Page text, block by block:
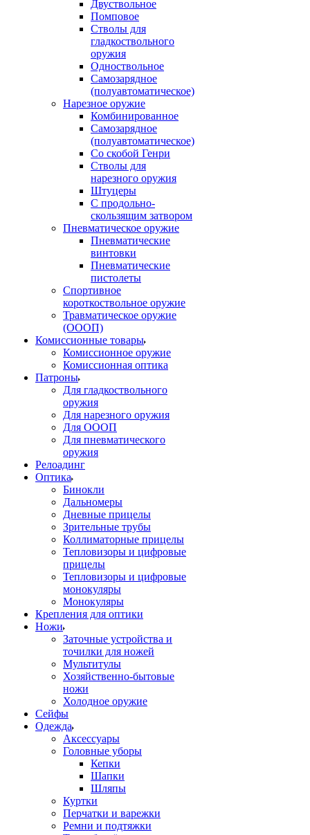
Двуствольное
Помповое
Стволы для
гладкоствольного
оружия
Одноствольное
Самозарядное
(полуавтоматическое)
Нарезное оружие
Комбинированное
Самозарядное
(полуавтоматическое)
Со скобой Генри
Стволы для
нарезного оружия
Штуцеры
С продольно-
скользящим затвором
Пневматическое оружие
Пневматические
винтовки
Пневматические
пистолеты
Спортивное
короткоствольное оружие
Травматическое оружие
(ОООП)
Комиссионные товары
Комиссионное оружие
Комиссионная оптика
Патроны
Для гладкоствольного
оружия
Для нарезного оружия
Для ОООП
Для пневматического
оружия
Релоадинг
Оптика
Бинокли
Дальномеры
Дневные прицелы
Зрительные трубы
Коллиматорные прицелы
Тепловизоры и цифровые
прицелы
Тепловизоры и цифровые
монокуляры
Монокуляры
Крепления для оптики
Ножи
Заточные устройства и
точилки для ножей
Мультитулы
Хозяйственно-бытовые
ножи
Холодное оружие
Сейфы
Одежда
Аксессуары
Головные уборы
Кепки
Шапки
Шляпы
Куртки
Перчатки и варежки
Ремни и подтяжки